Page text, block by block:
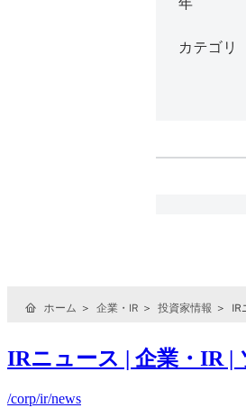
IRニュース | 企業・IR |
/corp/ir/news